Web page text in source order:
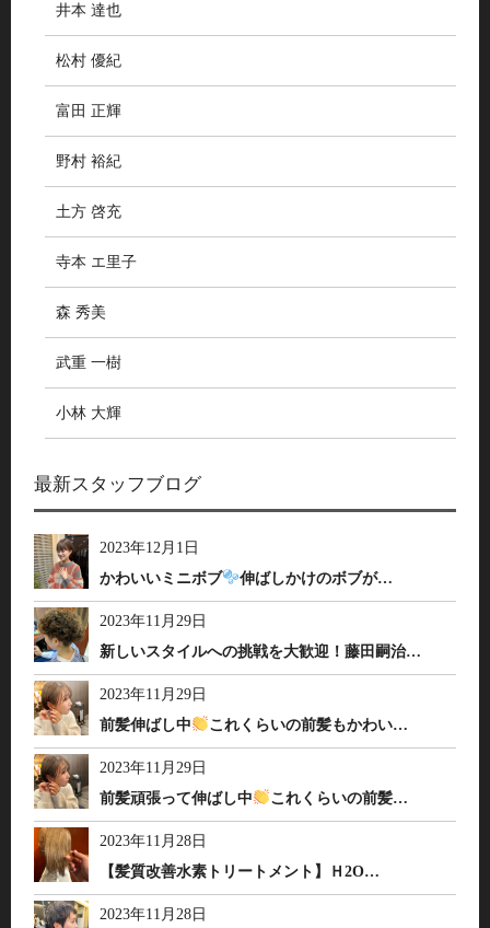
井本 達也
松村 優紀
富田 正輝
野村 裕紀
土方 啓充
寺本 エ里子
森 秀美
武重 一樹
小林 大輝
最新スタッフブログ
2023年12月1日
かわいいミニボブ
伸ばしかけのボブが…
2023年11月29日
新しいスタイルへの挑戦を大歓迎！藤田嗣治…
2023年11月29日
前髪伸ばし中
これくらいの前髪もかわい…
2023年11月29日
前髪頑張って伸ばし中
これくらいの前髪…
2023年11月28日
【髪質改善水素トリートメント】Ｈ2O…
2023年11月28日